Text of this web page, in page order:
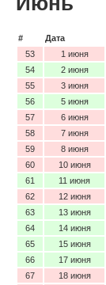
# Дата
53
1 июня
54
2 июня
55
3 июня
56
5 июня
57
6 июня
58
7 июня
59
8 июня
60
10 июня
61
11 июня
62
12 июня
63
13 июня
64
14 июня
65
15 июня
66
17 июня
67
18 июня